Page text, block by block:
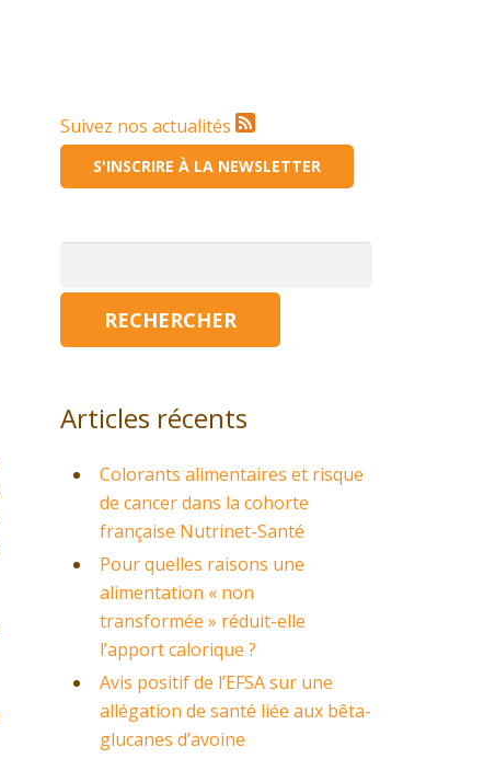
Suivez nos actualités
S'INSCRIRE À LA NEWSLETTER
Articles récents
Colorants alimentaires et risque
de cancer dans la cohorte
française Nutrinet-Santé
Pour quelles raisons une
alimentation « non
transformée » réduit-elle
l’apport calorique ?
Avis positif de l’EFSA sur une
allégation de santé liée aux bêta-
glucanes d’avoine